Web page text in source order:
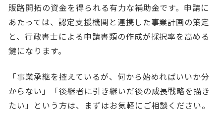
販路開拓の資金を得られる有力な補助金です。申請に
あたっては、認定支援機関と連携した事業計画の策定
と、行政書士による申請書類の作成が採択率を高める
鍵になります。
「事業承継を控えているが、何から始めればいいか分
からない」「後継者に引き継いだ後の成長戦略を描き
たい」という方は、まずはお気軽にご相談ください。